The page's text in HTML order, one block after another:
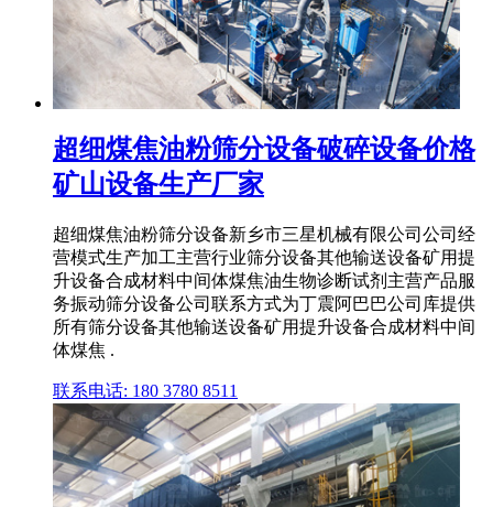
超细煤焦油粉筛分设备破碎设备价格
矿山设备生产厂家
超细煤焦油粉筛分设备新乡市三星机械有限公司公司经
营模式生产加工主营行业筛分设备其他输送设备矿用提
升设备合成材料中间体煤焦油生物诊断试剂主营产品服
务振动筛分设备公司联系方式为丁震阿巴巴公司库提供
所有筛分设备其他输送设备矿用提升设备合成材料中间
体煤焦 .
联系电话: 180 3780 8511